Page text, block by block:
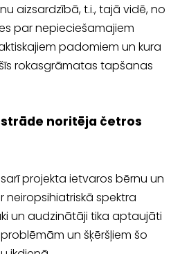
aizsardzībā, t.i., tajā vidē, no
par nepieciešamajiem
padomiem un kura
rokasgrāmatas tapšanas
noritēja četros
projekta ietvaros bērnu un
neiropsi­hiatriskā spektra
un audzinātāji tika aptaujāti
un šķēršļiem šo